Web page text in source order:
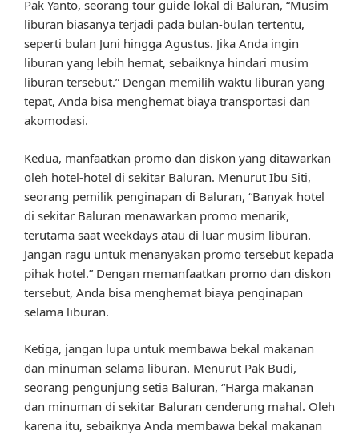
Pak Yanto, seorang tour guide lokal di Baluran, “Musim
liburan biasanya terjadi pada bulan-bulan tertentu,
seperti bulan Juni hingga Agustus. Jika Anda ingin
liburan yang lebih hemat, sebaiknya hindari musim
liburan tersebut.” Dengan memilih waktu liburan yang
tepat, Anda bisa menghemat biaya transportasi dan
akomodasi.
Kedua, manfaatkan promo dan diskon yang ditawarkan
oleh hotel-hotel di sekitar Baluran. Menurut Ibu Siti,
seorang pemilik penginapan di Baluran, “Banyak hotel
di sekitar Baluran menawarkan promo menarik,
terutama saat weekdays atau di luar musim liburan.
Jangan ragu untuk menanyakan promo tersebut kepada
pihak hotel.” Dengan memanfaatkan promo dan diskon
tersebut, Anda bisa menghemat biaya penginapan
selama liburan.
Ketiga, jangan lupa untuk membawa bekal makanan
dan minuman selama liburan. Menurut Pak Budi,
seorang pengunjung setia Baluran, “Harga makanan
dan minuman di sekitar Baluran cenderung mahal. Oleh
karena itu, sebaiknya Anda membawa bekal makanan